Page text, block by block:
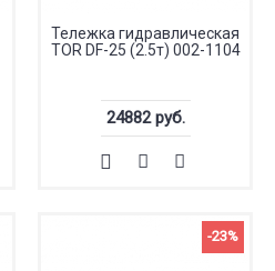
Тележка гидравлическая
TOR DF-25 (2.5т) 002-1104
24882 руб.
-23%